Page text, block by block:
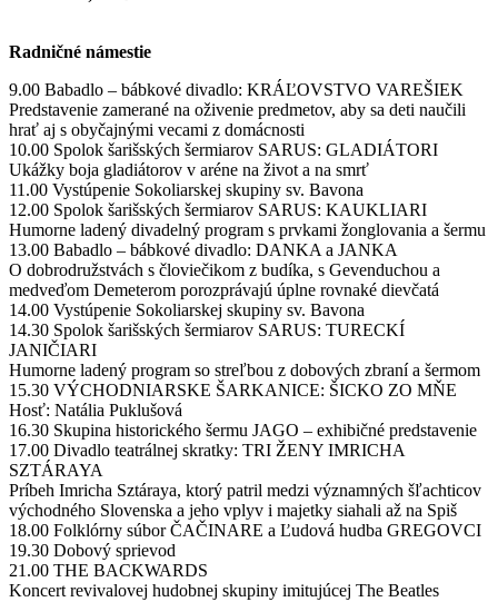
Radničné námestie
9.00 Babadlo – bábkové divadlo: KRÁĽOVSTVO VAREŠIEK
Predstavenie zamerané na oživenie predmetov, aby sa deti naučili
hrať aj s obyčajnými vecami z domácnosti
10.00 Spolok šarišských šermiarov SARUS: GLADIÁTORI
Ukážky boja gladiátorov v aréne na život a na smrť
11.00 Vystúpenie Sokoliarskej skupiny sv. Bavona
12.00 Spolok šarišských šermiarov SARUS: KAUKLIARI
Humorne ladený divadelný program s prvkami žonglovania a šermu
13.00 Babadlo – bábkové divadlo: DANKA a JANKA
O dobrodružstvách s človiečikom z budíka, s Gevenduchou a
medveďom Demeterom porozprávajú úplne rovnaké dievčatá
14.00 Vystúpenie Sokoliarskej skupiny sv. Bavona
14.30 Spolok šarišských šermiarov SARUS: TURECKÍ
JANIČIARI
Humorne ladený program so streľbou z dobových zbraní a šermom
15.30 VÝCHODNIARSKE ŠARKANICE: ŠICKO ZO MŇE
Hosť: Natália Puklušová
16.30 Skupina historického šermu JAGO – exhibičné predstavenie
17.00 Divadlo teatrálnej skratky: TRI ŽENY IMRICHA
SZTÁRAYA
Príbeh Imricha Sztáraya, ktorý patril medzi významných šľachticov
východného Slovenska a jeho vplyv i majetky siahali až na Spiš
18.00 Folklórny súbor ČAČINARE a Ľudová hudba GREGOVCI
19.30 Dobový sprievod
21.00 THE BACKWARDS
Koncert revivalovej hudobnej skupiny imitujúcej The Beatles